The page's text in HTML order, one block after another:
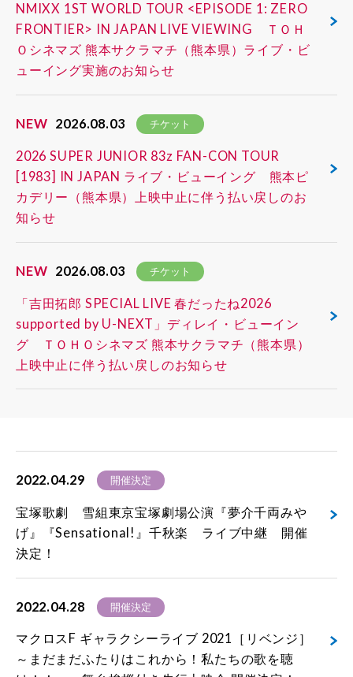
NMIXX 1ST WORLD TOUR <EPISODE 1: ZERO
FRONTIER> IN JAPAN LIVE VIEWING ＴＯＨ
Ｏシネマズ 熊本サクラマチ（熊本県）ライブ・ビ
ューイング実施のお知らせ
NEW 2026.08.03 チケット
2026 SUPER JUNIOR 83z FAN-CON TOUR
[1983] IN JAPAN ライブ・ビューイング 熊本ピ
カデリー（熊本県）上映中止に伴う払い戻しのお
知らせ
NEW 2026.08.03 チケット
「吉田拓郎 SPECIAL LIVE 春だったね2026
supported by U-NEXT」ディレイ・ビューイン
グ ＴＯＨＯシネマズ 熊本サクラマチ（熊本県）
上映中止に伴う払い戻しのお知らせ
2022.04.29 開催決定
宝塚歌劇 雪組東京宝塚劇場公演『夢介千両みや
げ』『Sensational!』千秋楽 ライブ中継 開催
決定！
2022.04.28 開催決定
マクロスF ギャラクシーライブ 2021［リベンジ］
～まだまだふたりはこれから！私たちの歌を聴